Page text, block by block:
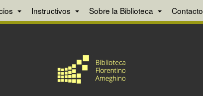
Instructivos Sobre la Biblioteca Contacto